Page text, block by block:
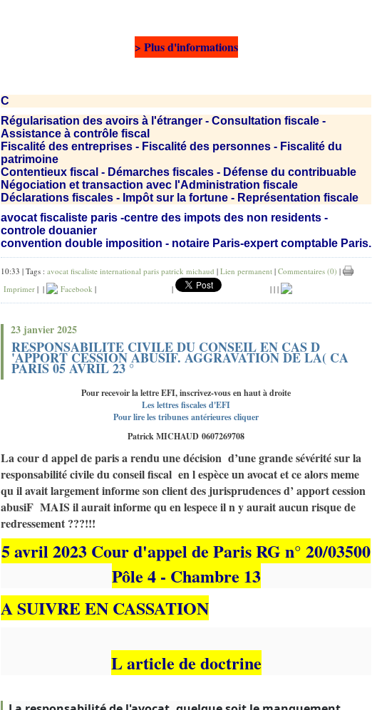
> Plus d'informations
C
Régularisation des avoirs à l'étranger - Consultation fiscale -
Assistance à contrôle fiscal
Fiscalité des entreprises - Fiscalité des personnes - Fiscalité du
patrimoine
Contentieux fiscal - Démarches fiscales - Défense du contribuable
Négociation et transaction avec l'Administration fiscale
Déclarations fiscales - Impôt sur la fortune - Représentation fiscale
avocat fiscaliste paris -centre des impots des non residents -
controle douanier
convention double imposition - notaire Paris-expert comptable Paris.
10:33 | Tags : avocat fiscaliste international paris patrick michaud | Lien permanent | Commentaires (0) |
Imprimer | | Facebook | | | | |
23 janvier 2025
RESPONSABILITE CIVILE DU CONSEIL EN CAS D
'APPORT CESSION ABUSIF. AGGRAVATION DE LA( CA
PARIS 05 AVRIL 23 °
Pour recevoir la lettre EFI, inscrivez-vous en haut à droite
Les lettres fiscales d'EFI
Pour lire les tribunes antérieures cliquer
Patrick MICHAUD 0607269708
La cour d appel de paris a rendu une décision d’une grande sévérité sur la
responsabilité civile du conseil fiscal en l espèce un avocat et ce alors meme
qu il avait largement informe son client des jurisprudences d’ apport cession
abusiF MAIS il aurait informe qu en lespece il n y aurait aucun risque de
redressement ???!!!
5 avril 2023 Cour d'appel de Paris RG n° 20/03500
Pôle 4 - Chambre 13
A SUIVRE EN CASSATION
L article de doctrine